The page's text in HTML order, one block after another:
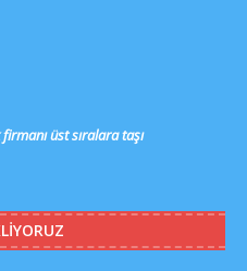
firmanı üst sıralara taşı